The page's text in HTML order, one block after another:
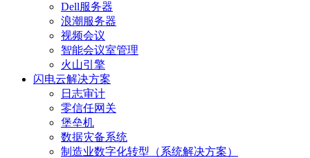
Dell服务器
浪潮服务器
视频会议
智能会议室管理
火山引擎
闪电云解决方案
日志审计
零信任网关
堡垒机
数据灾备系统
制造业数字化转型（系统解决方案）